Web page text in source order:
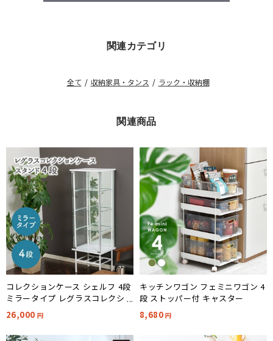
関連カテゴリ
全て / 収納家具・タンス / ラック・収納棚
関連商品
コレクションケース シェルフ 4段
ミラータイプ レグラスコレクショ
ンケース TMG-G179 2色対応
26,000 円
キッチンワゴン フェミニワゴン 4
段 ストッパー付 キャスター
8,680円